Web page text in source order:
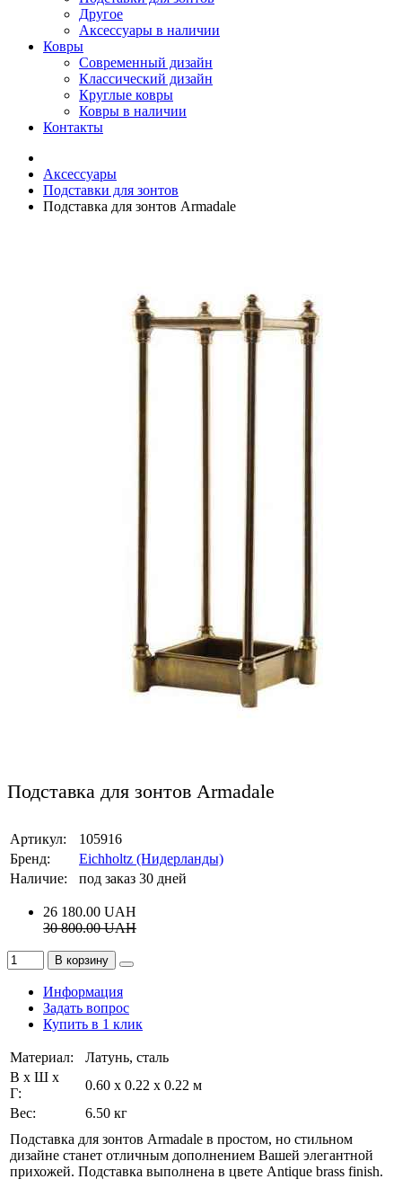
Другое
Аксессуары в наличии
Ковры
Современный дизайн
Классический дизайн
Круглые ковры
Ковры в наличии
Контакты
Аксессуары
Подставки для зонтов
Подставка для зонтов Armadale
Подставка для зонтов Armadale
Артикул:
105916
Бренд:
Eichholtz (Нидерланды)
Наличие:
под заказ 30 дней
26 180.00 UAH
30 800.00UAH
В корзину
Информация
Задать вопрос
Купить в 1 клик
Материал:
Латунь, сталь
В х Ш х
Г:
0.60 x 0.22 x 0.22 м
Вес:
6.50 кг
Подставка для зонтов Armadale в простом, но стильном
дизайне станет отличным дополнением Вашей элегантной
прихожей. Подставка выполнена в цвете Antique brass finish.